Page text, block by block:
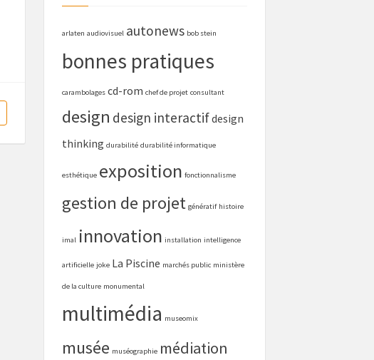
arlaten audiovisuel autonews bob stein
bonnes pratiques
carambolages cd-rom chef de projet consultant
design design interactifdesign
thinking durabilité durabilité informatique
esthétique exposition fonctionnalisme
gestion de projet génératif histoire
imal innovation installation intelligence
artificielle joke La Piscine marchés public ministère
de la culture monumental
multimédia museomix
musée muséographie médiation